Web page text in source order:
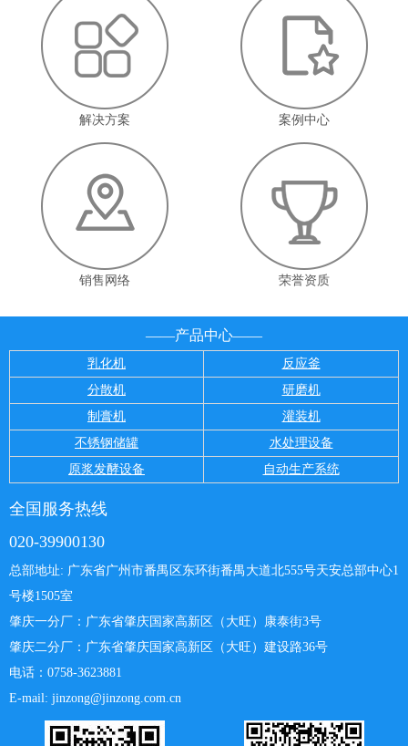
解决方案 案例中心
销售网络 荣誉资质
——产品中心——
乳化机
反应釜
分散机
研磨机
制膏机
灌装机
不锈钢储罐
水处理设备
原浆发酵设备
自动生产系统
全国服务热线
020-39900130
总部地址: 广东省广州市番禺区东环街番禺大道北555号天安总部中心1
号楼1505室
肇庆一分厂： 广东省肇庆国家高新区（大旺）康泰街3号
肇庆二分厂：广东省肇庆国家高新区（大旺）建设路36号
电话：0758-3623881
E-mail: jinzong@jinzong.com.cn